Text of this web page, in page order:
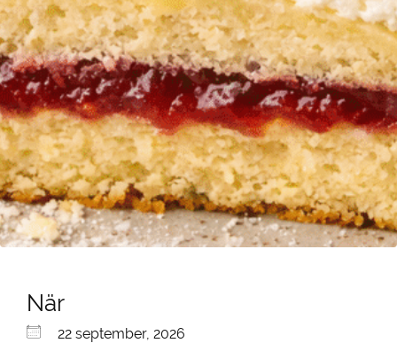
När
22 september, 2026
Ladda ner ICS